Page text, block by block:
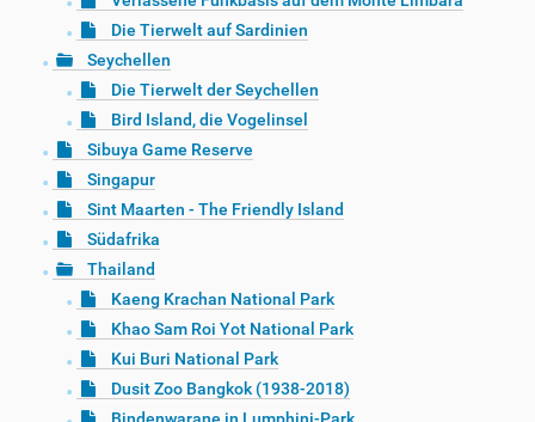
Die Tierwelt auf Sardinien
Seychellen
Die Tierwelt der Seychellen
Bird Island, die Vogelinsel
Sibuya Game Reserve
Singapur
Sint Maarten - The Friendly Island
Südafrika
Thailand
Kaeng Krachan National Park
Khao Sam Roi Yot National Park
Kui Buri National Park
Dusit Zoo Bangkok (1938-2018)